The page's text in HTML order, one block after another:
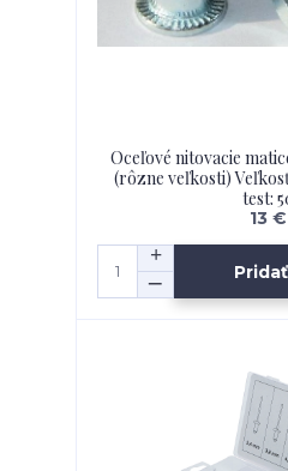
Oceľové nitovacie
(rôzne veľkosti)
test:
13 €